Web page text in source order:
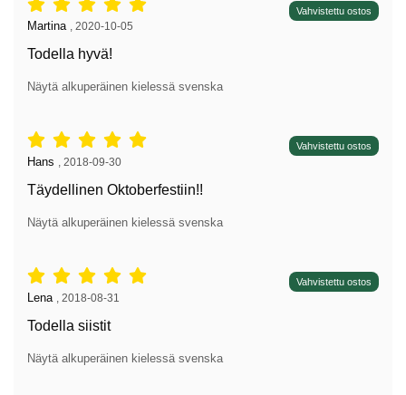
Arvostelu: 5 tähdet / 5, Vahvistettu ostos
Arvostelun kirjoittaja:
Martina 2020-10-05
Todella hyvä!
Näytä alkuperäinen kielessä svenska
Arvostelu: 5 tähdet / 5, Vahvistettu ostos
Arvostelun kirjoittaja:
Hans 2018-09-30
Täydellinen Oktoberfestiin!!
Näytä alkuperäinen kielessä svenska
Arvostelu: 5 tähdet / 5, Vahvistettu ostos
Arvostelun kirjoittaja:
Lena 2018-08-31
Todella siistit
Näytä alkuperäinen kielessä svenska